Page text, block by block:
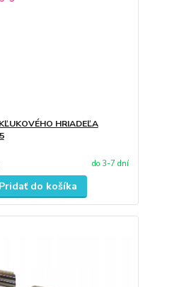
HRIADEĽA
do 3-7 dní
Pridať do košíka